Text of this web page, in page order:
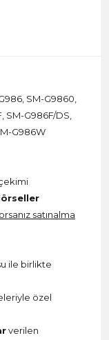
SM-G9860,
SM-G986F/DS,
G986W
satınalma
ile birlikte
özel
verilen